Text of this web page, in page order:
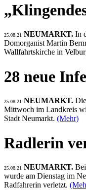
25.08.21 NEUMARKT. In
Domorganist Martin
Wallfahrtskirche in
28 neue
25.08.21 NEUMARKT.
Mittwoch im Landkreis
Stadt Neumarkt. (Mehr)
Radlerin
25.08.21 NEUMARKT.
wurde am Dienstag im
Radfahrerin verletzt.